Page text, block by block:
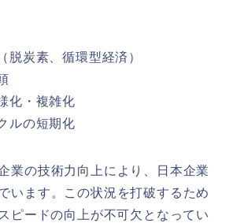
脱炭素、循環型経済）
化・複雑化
ルの短期化
業の技術力向上により、日本企業
います。この状況を打破するため
ピードの向上が不可欠となってい